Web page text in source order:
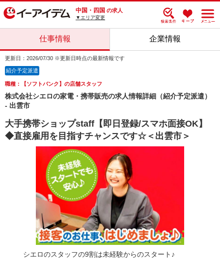
中国・四国 の求人
▼エリア変更
仕事情報 企業情報
更新日：2026/07/30 ※更新日時点の最新情報です
紹介予定派遣
職種：【ソフトバンク】の店舗スタッフ
株式会社シエロの家電・携帯販売の求人情報詳細（紹介予定派遣）
- 出雲市
大手携帯ショップstaff【即日登録/スマホ面接OK】
◆直接雇用を目指すチャンスです☆＜出雲市＞
シエロのスタッフの9割は未経験からのスタート♪